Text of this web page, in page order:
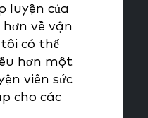
luyện của
về vận
có thể
hơn một
viên sức
cho các